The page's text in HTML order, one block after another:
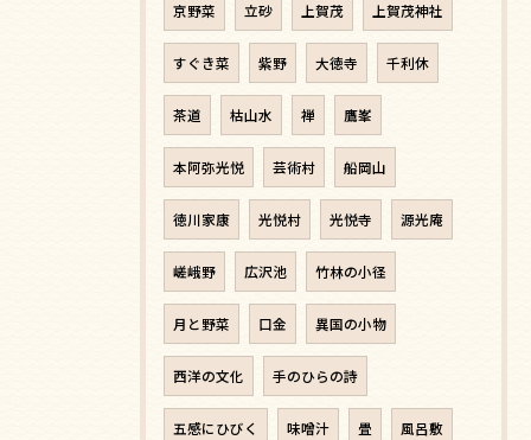
京野菜 立砂 上賀茂 上賀茂神社
すぐき菜 紫野 大徳寺 千利休
茶道 枯山水 禅 鷹峯
本阿弥光悦 芸術村 船岡山
徳川家康 光悦村 光悦寺 源光庵
嵯峨野 広沢池 竹林の小径
月と野菜 口金 異国の小物
西洋の文化 手のひらの詩
五感にひびく 味噌汁 畳 風呂敷